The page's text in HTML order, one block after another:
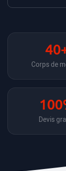
Corps de
Devis